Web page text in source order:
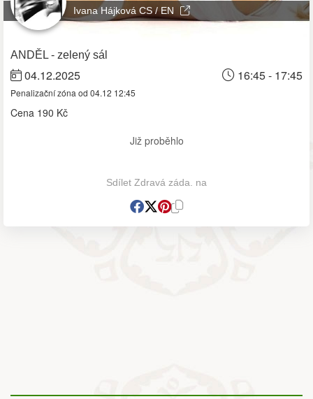
Ivana Hájková CS / EN
ANDĚL - zelený sál
04.12.2025 16:45 - 17:45
Penalizační zóna od 04.12 12:45
Cena 190 Kč
Již proběhlo
Sdílet Zdravá záda. na